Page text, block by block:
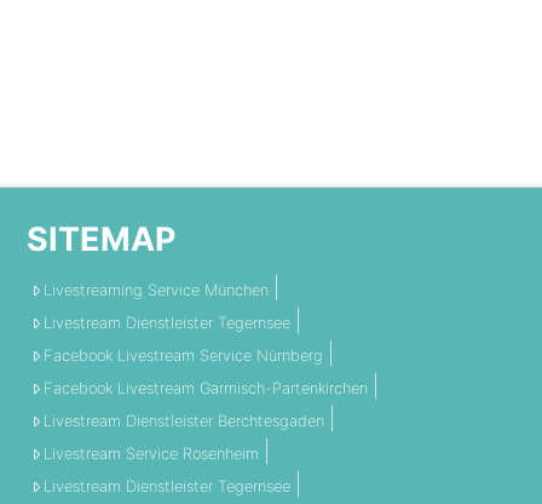
SITEMAP
Livestreaming Service München
Livestream Dienstleister Tegernsee
Facebook Livestream Service Nürnberg
Facebook Livestream Garmisch-Partenkirchen
Livestream Dienstleister Berchtesgaden
Livestream Service Rosenheim
Livestream Dienstleister Tegernsee